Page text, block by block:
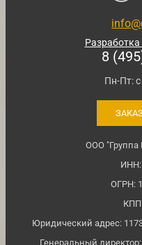
Разработка
8
Пн-Пт:
ООО "Группа
ИНН:
ОГРН:
Юридический адрес:
Генеральный